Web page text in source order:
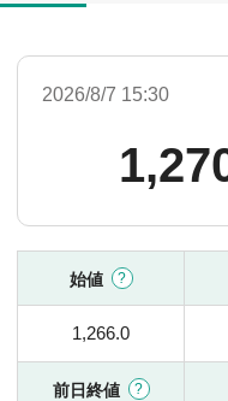
2026/8/7 15:30
始値
1,266.0
前日終値